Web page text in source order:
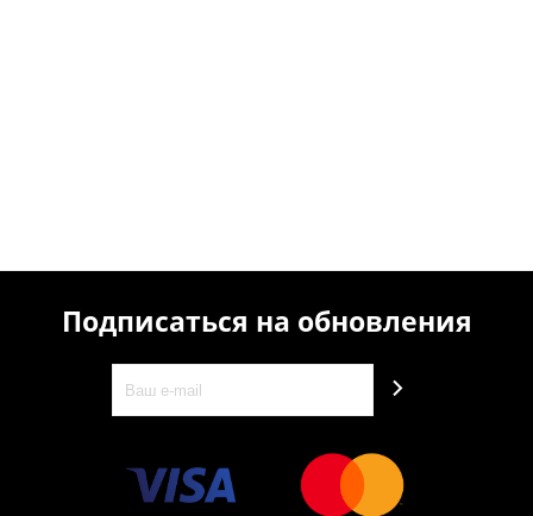
Подписаться на обновления